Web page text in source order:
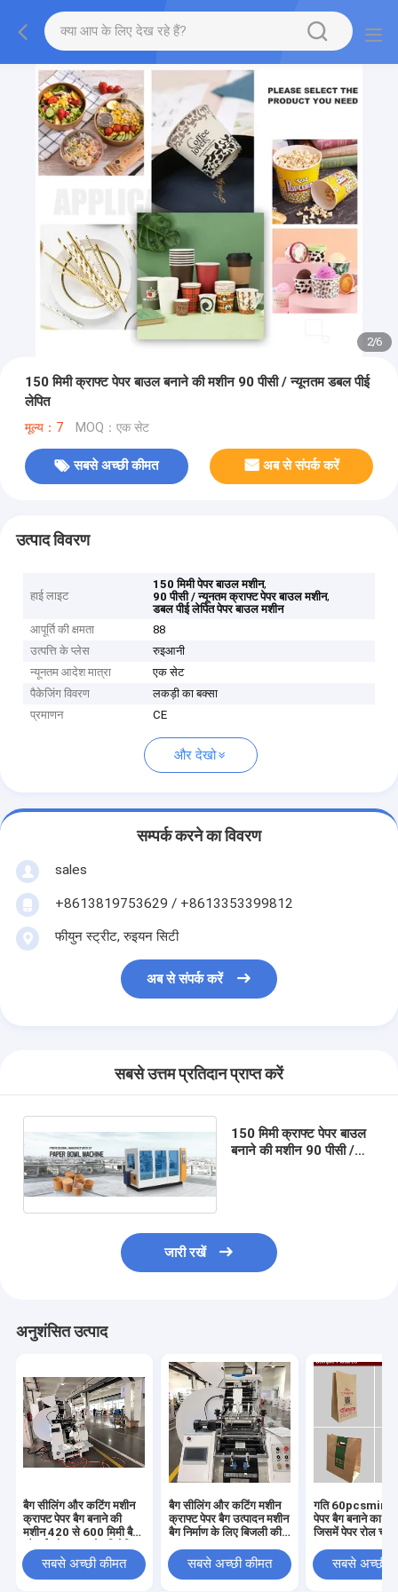
2/6
150 मिमी क्राफ्ट पेपर बाउल बनाने की मशीन 90 पीसी / न्यूनतम डबल पीई
लेपित
मूल्य：7 MOQ：एक सेट
सबसे अच्छी कीमत अब से संपर्क करें
उत्पाद विवरण
हाई लाइट
150 मिमी पेपर बाउल मशीन,
90 पीसी / न्यूनतम क्राफ्ट पेपर बाउल मशीन,
डबल पीई लेपित पेपर बाउल मशीन
आपूर्ति की क्षमता
88
उत्पत्ति के प्लेस
रुइआनी
न्यूनतम आदेश मात्रा
एक सेट
पैकेजिंग विवरण
लकड़ी का बक्सा
प्रमाणन
CE
और देखो
सम्पर्क करने का विवरण
sales
+8613819753629 / +8613353399812
फीयुन स्ट्रीट, रुइयन सिटी
अब से संपर्क करें
सबसे उत्तम प्रतिदान प्राप्त करें
150 मिमी क्राफ्ट पेपर बाउल
बनाने की मशीन 90 पीसी /
जारी रखें
अनुशंसित उत्पाद
बैग सीलिंग और कटिंग मशीन
क्राफ्ट पेपर बैग बनाने की
मशीन 420 से 600 मिमी बैग
प्रिंटिंग रोलर के साथ
सबसे अच्छी कीमत
बैग सीलिंग और कटिंग मशीन
क्राफ्ट पेपर बैग उत्पादन मशीन
बैग निर्माण के लिए बिजली की
करनासबसे अच्छी कीमत
गति 60pcsmin
पेपर बैग बनाने का
जिसमें पेपर रोल
टिकाऊ बैग उत्पादन
डिज़ाइन किया गया
सबसे अच्छी